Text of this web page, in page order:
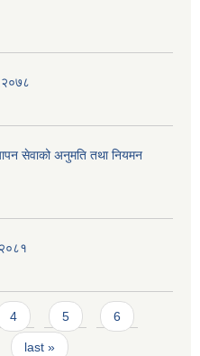
,२०७८
सेवाको अनुमति तथा नियमन
4 5 6
last »